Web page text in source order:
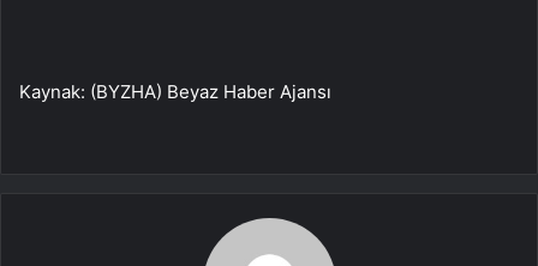
Kaynak: (BYZHA) Beyaz Haber Ajansı